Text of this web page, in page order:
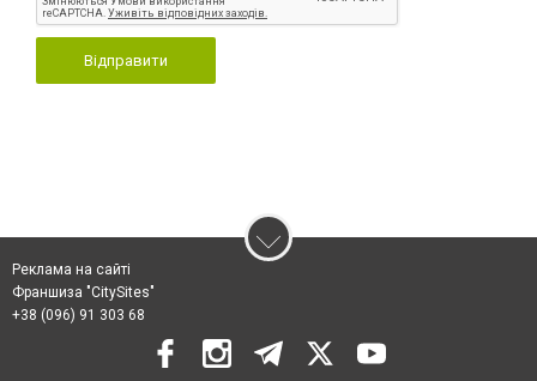
Відправити
Реклама на сайті
Франшиза "CitySites"
+38 (096) 91 303 68